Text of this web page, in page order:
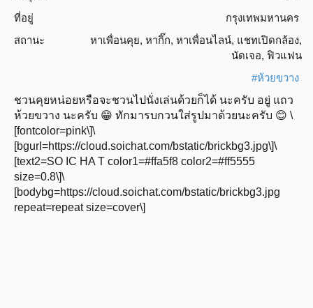
ที่อยู่
กรุงเทพมหานคร
สถานะ
หาเพื่อนคุย, หากิ๊ก, หาเพื่อนไลน์, แชทเปิดกล้อง,
นัดเจอ, ฟิวแฟน
#ห้วยขวาง
ชวนคุยหน่อยหรือจะชวนไปนั่งเล่นด้วยก็ได้ นะครับ อยู่ แถว
ห้วยขวาง นะครับ 😁 ทักมารบกวนใส่รูปมาด้วยนะครับ 😊 \
[fontcolor=pink\]\
[bgurl=https://cloud.soichat.com/bstatic/brickbg3.jpg\]\
[text2=SO IC HA T color1=#ffa5f8 color2=#ff5555
size=0.8\]\
[bodybg=https://cloud.soichat.com/bstatic/brickbg3.jpg
repeat=repeat size=cover\]